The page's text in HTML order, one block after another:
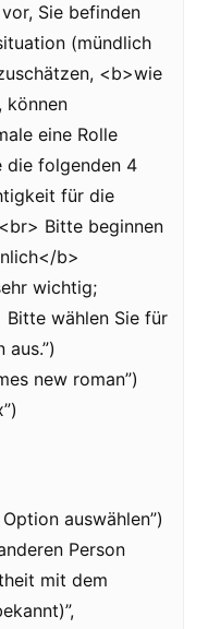
Sie befinden
(mündlich
<b>wie
können
eine Rolle
die folgenden 4
für die
Bitte beginnen
b>
wichtig;
wählen Sie für
new roman”)
auswählen”)
Person
mit dem